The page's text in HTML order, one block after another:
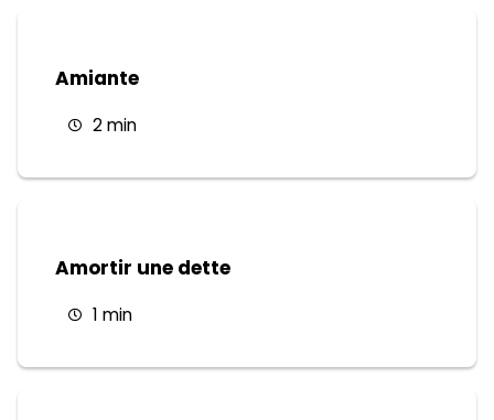
Amiante
2 min
Amortir une dette
1 min